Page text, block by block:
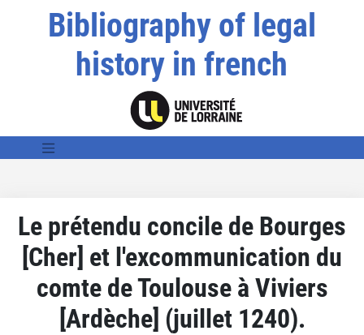
Bibliography of legal
history in french
Le prétendu concile de Bourges
[Cher] et l'excommunication du
comte de Toulouse à Viviers
[Ardèche] (juillet 1240).